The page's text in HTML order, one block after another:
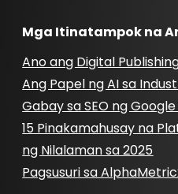
Mga Itinatampok na
Ano ang Digital
Ang Papel ng AI sa
Gabay sa SEO ng
15 Pinakamahusay na
ng Nilalaman sa 2025
Pagsusuri sa